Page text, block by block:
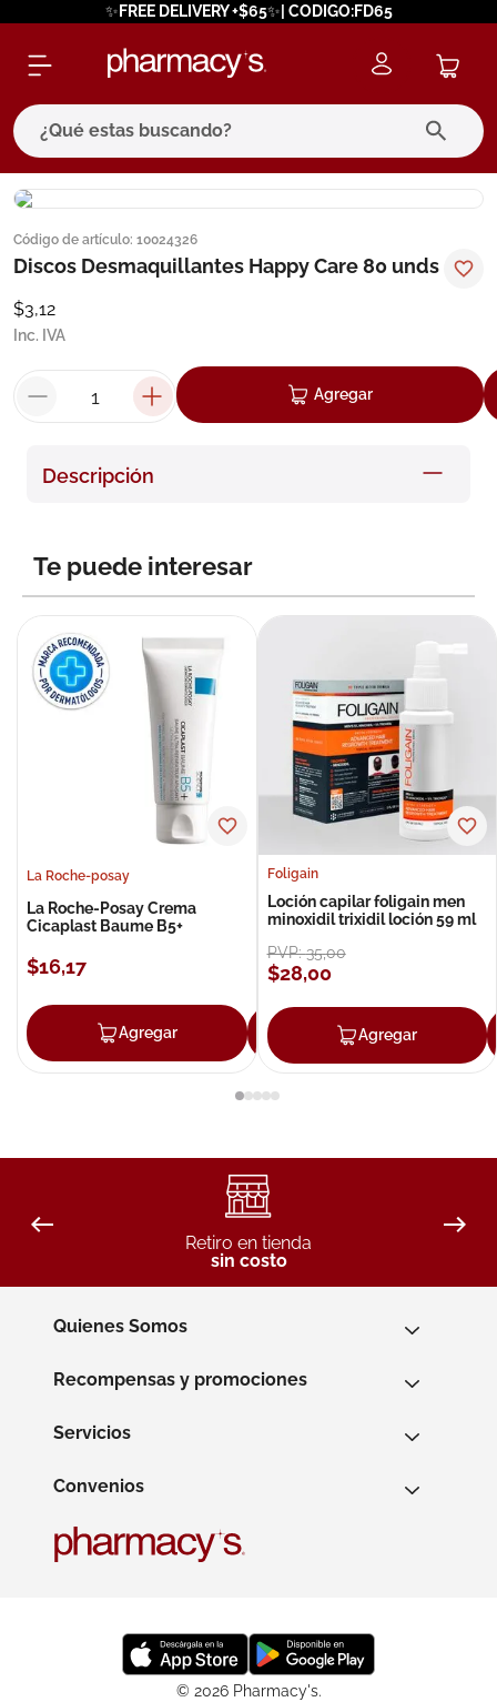
✨FREE DELIVERY +$65✨| CODIGO:FD65
¿Qué estas buscando?
Código de artículo: 10024326
Discos Desmaquillantes Happy Care 80 unds
$3,12
Inc. IVA
Agregar
Descripción
Te puede interesar
La Roche-posay
La Roche-Posay Crema
Cicaplast Baume B5+
$16,17
Agregar Agregar
Foligain
Loción capilar foligain men
minoxidil trixidil loción 59 ml
PVP:35,00
$28,00
Agregar
Retiro en tienda
sin costo
Quienes Somos
Recompensas y promociones
Servicios
Convenios
© 2026 Pharmacy's.
términos más buscados
1. eucerin
cerave
7. isdin
megacistin
10.pañales